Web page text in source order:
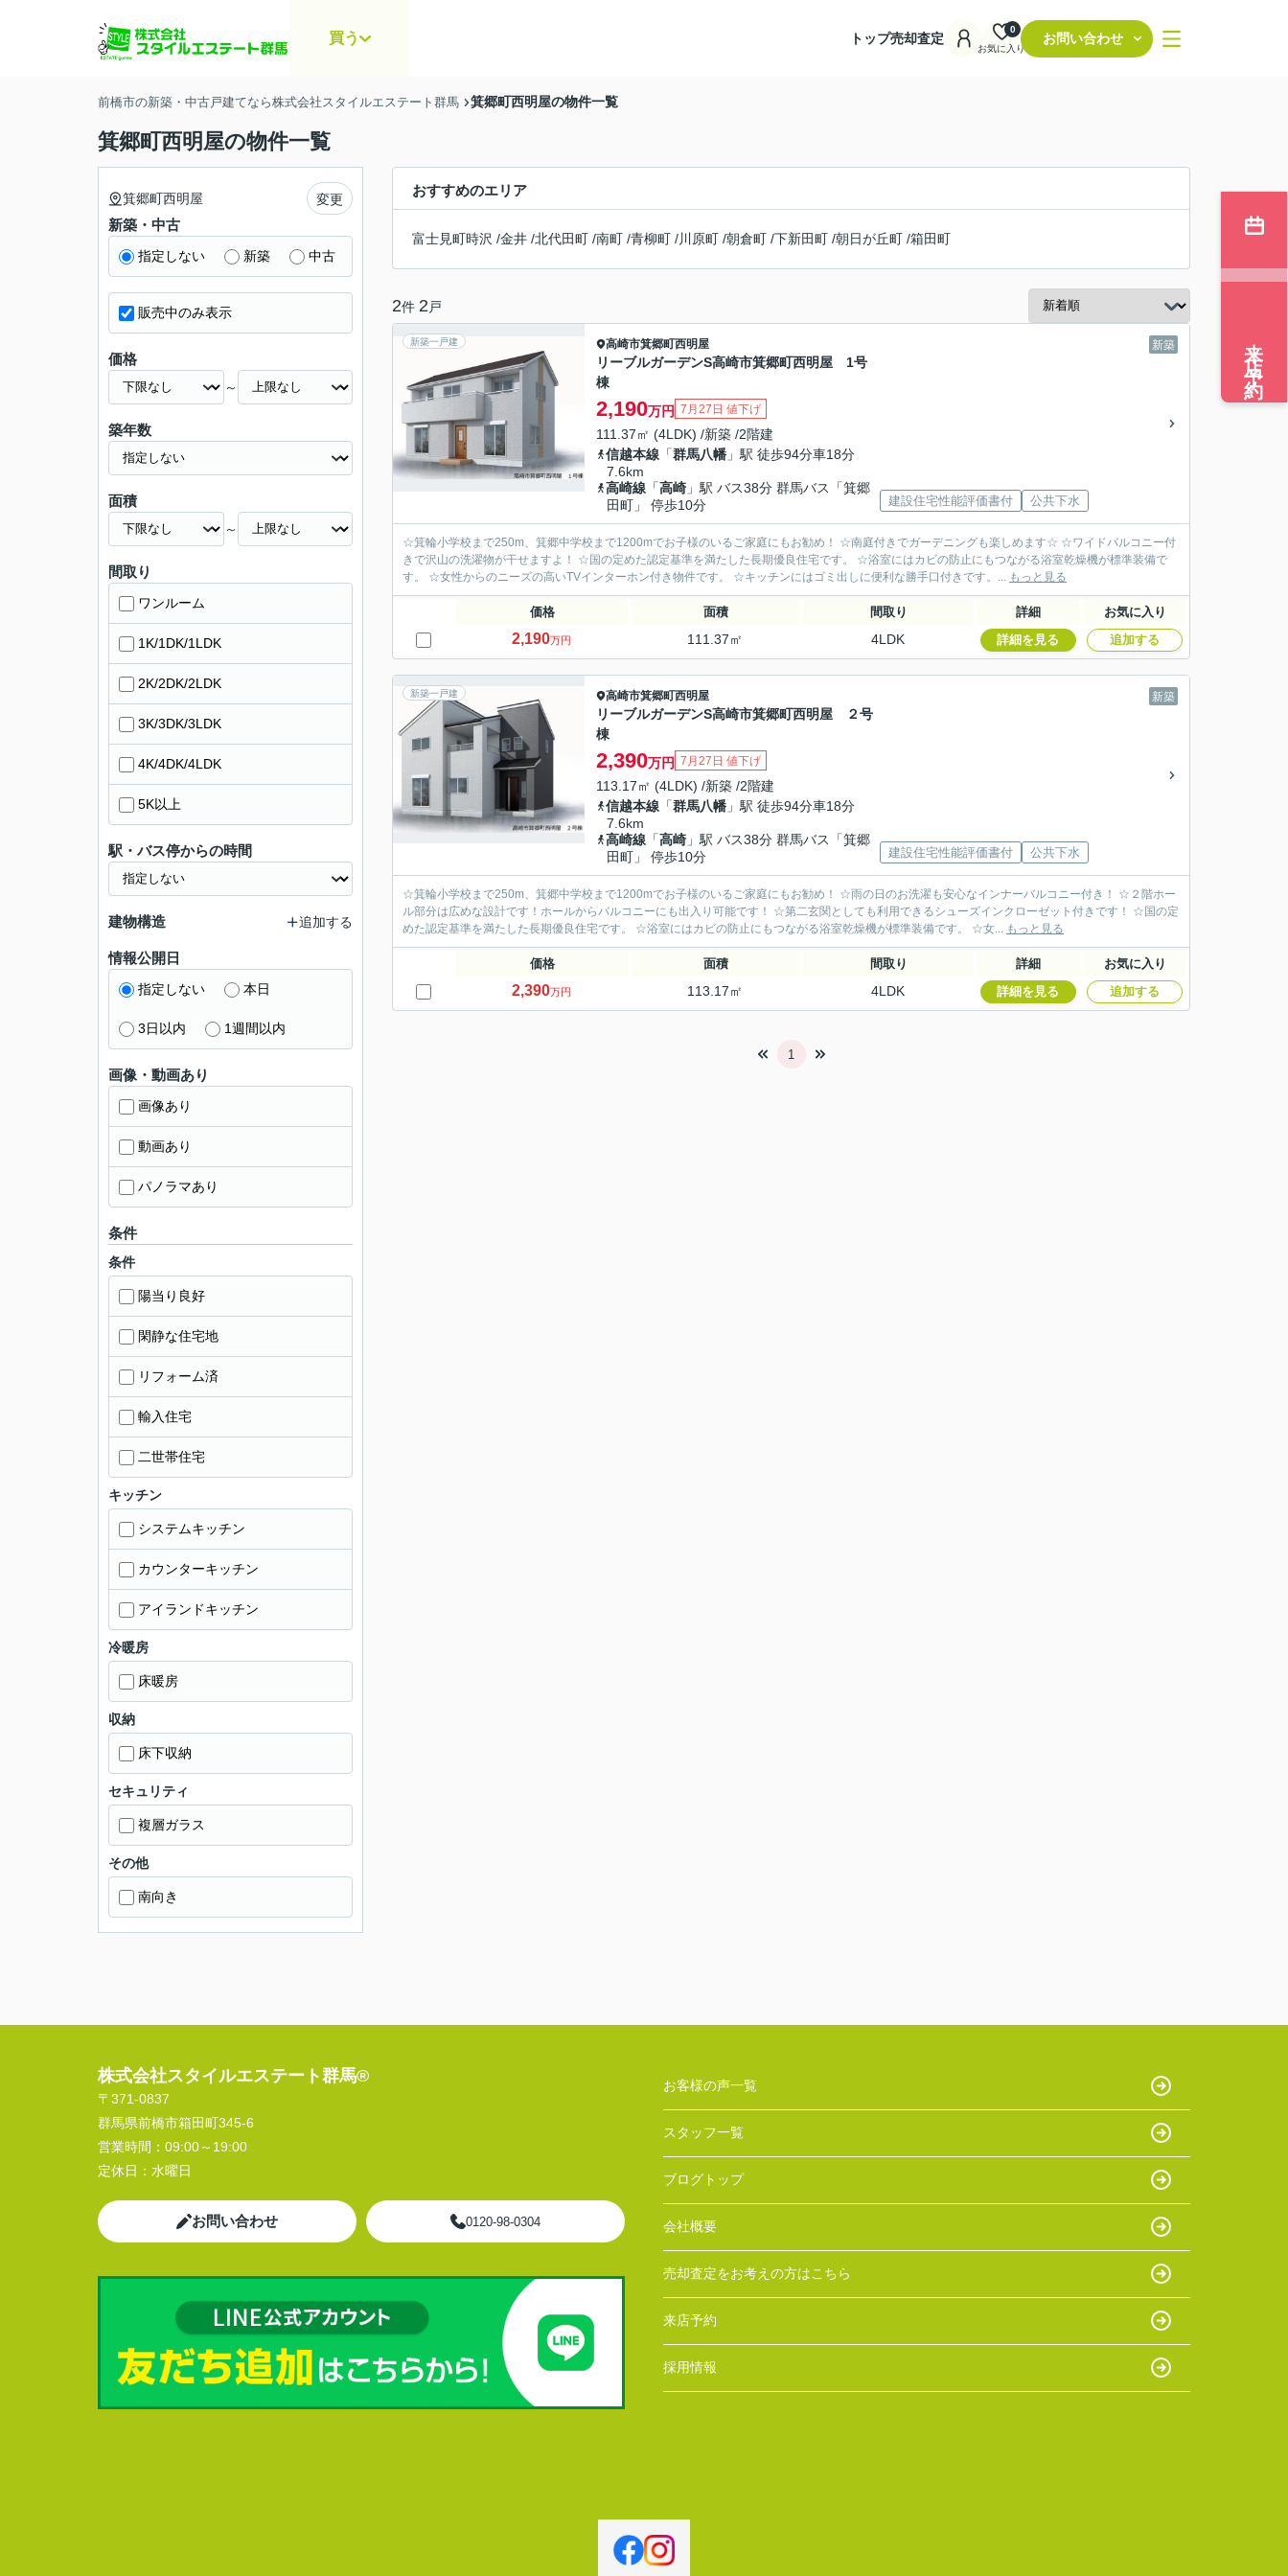
買う トップ売却査定
お気に入り
0
お問い合わせ
前橋市の新築・中古戸建てなら株式会社スタイルエステート群馬 箕郷町西明屋の物件一覧
箕郷町西明屋の物件一覧
おすすめのエリア
富士見町時沢 /金井 /北代田町 /南町 /青柳町 /川原町 /朝倉町 /下新田町 /朝日が丘町 /箱田町
2件 2 戸
新築一戸建 新築
高崎市箕郷町西明屋
リーブルガーデンS高崎市箕郷町西明屋 1号
棟
2,190万円 7月27日 値下げ
111.37㎡ (4LDK) /新築 /2階建
信越本線 「群馬八幡 」駅 徒歩94分車18分
7.6km
高崎線 「高崎 」駅 バス38分 群馬バス「箕郷
田町」 停歩10分
建設住宅性能評価書付 公共下水
☆箕輪小学校まで250m、箕郷中学校まで1200mでお子様のいるご家庭にもお勧め！ ☆南庭付きでガーデニングも楽しめます☆ ☆ワイドバルコニー付
きで沢山の洗濯物が干せますよ！ ☆国の定めた認定基準を満たした長期優良住宅です。 ☆浴室にはカビの防止にもつながる浴室乾燥機が標準装備で
す。 ☆女性からのニーズの高いTVインターホン付き物件です。 ☆キッチンにはゴミ出しに便利な勝手口付きです。... もっと見る
価格 面積 間取り 詳細 お気に入り
2,190万円 111.37㎡ 4LDK 詳細を見る 追加する
新築一戸建 新築
高崎市箕郷町西明屋
リーブルガーデンS高崎市箕郷町西明屋 ２号
棟
2,390万円 7月27日 値下げ
113.17㎡ (4LDK) /新築 /2階建
信越本線 「群馬八幡 」駅 徒歩94分車18分
7.6km
高崎線 「高崎 」駅 バス38分 群馬バス「箕郷
田町」 停歩10分
建設住宅性能評価書付 公共下水
☆箕輪小学校まで250m、箕郷中学校まで1200mでお子様のいるご家庭にもお勧め！ ☆雨の日のお洗濯も安心なインナーバルコニー付き！ ☆２階ホー
ル部分は広めな設計です！ホールからバルコニーにも出入り可能です！ ☆第二玄関としても利用できるシューズインクローゼット付きです！ ☆国の定
めた認定基準を満たした長期優良住宅です。 ☆浴室にはカビの防止にもつながる浴室乾燥機が標準装備です。 ☆女... もっと見る
価格 面積 間取り 詳細 お気に入り
2,390万円 113.17㎡ 4LDK 詳細を見る 追加する
1
箕郷町西明屋 変更
新築・中古
指定しない 新築 中古
販売中のみ表示
価格
～
築年数
面積
～
間取り
ワンルーム
1K/1DK/1LDK
2K/2DK/2LDK
3K/3DK/3LDK
4K/4DK/4LDK
5K以上
駅・バス停からの時間
建物構造 追加する
情報公開日
指定しない 本日
3日以内 1週間以内
画像・動画あり
画像あり
動画あり
パノラマあり
条件
条件
陽当り良好
閑静な住宅地
リフォーム済
輸入住宅
二世帯住宅
キッチン
システムキッチン
カウンターキッチン
アイランドキッチン
冷暖房
床暖房
収納
床下収納
セキュリティ
複層ガラス
その他
南向き
来店予約
株式会社スタイルエステート群馬®
〒371-0837
群馬県前橋市箱田町345-6
営業時間： 09:00～19:00
定休日： 水曜日
お問い合わせ 0120-98-0304
お客様の声一覧
スタッフ一覧
ブログトップ
会社概要
売却査定をお考えの方はこちら
来店予約
採用情報